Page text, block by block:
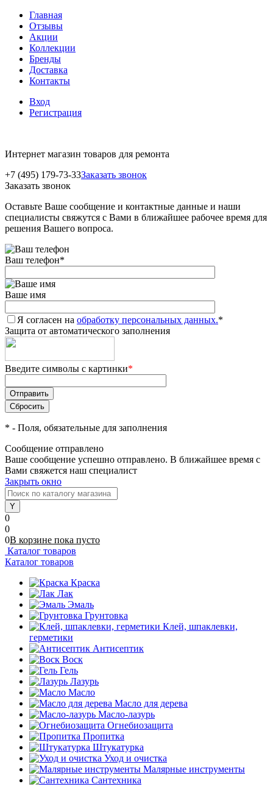
Главная
Отзывы
Акции
Коллекции
Бренды
Доставка
Контакты
Вход
Регистрация
Интернет магазин товаров для ремонта
+7 (495) 179-73-33Заказать звонок
Заказать звонок
Оставьте Ваше сообщение и контактные данные и наши
специалисты свяжутся с Вами в ближайшее рабочее время для
решения Вашего вопроса.
Ваш телефон*
Ваше имя
Я согласен на обработку персональных данных.*
Защита от автоматического заполнения
Введите символы с картинки*
* - Поля, обязательные для заполнения
Сообщение отправлено
Ваше сообщение успешно отправлено. В ближайшее время с
Вами свяжется наш специалист
Закрыть окно
0
0
0В корзине пока пусто
Каталог товаров
Каталог товаров
Краска
Лак
Эмаль
Грунтовка
Клей, шпаклевки,
герметики
Антисептик
Воск
Гель
Лазурь
Масло
Масло для дерева
Масло-лазурь
Огнебиозащита
Пропитка
Штукатурка
Уход и очистка
Малярные инструменты
Сантехника